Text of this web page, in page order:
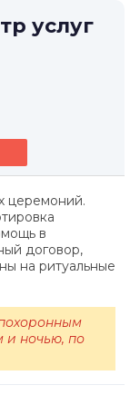
услуг
церемоний.
в
договор,
на ритуальные
и ночью, по